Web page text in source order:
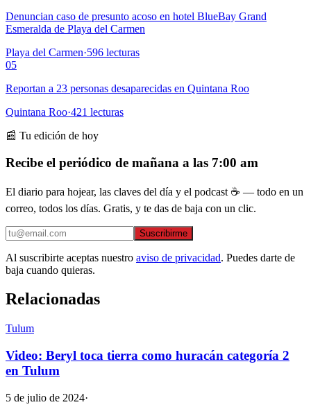
Denuncian caso de presunto acoso en hotel BlueBay Grand
Esmeralda de Playa del Carmen
Playa del Carmen·596 lecturas
05
Reportan a 23 personas desaparecidas en Quintana Roo
Quintana Roo·421 lecturas
📰 Tu edición de hoy
Recibe el periódico de mañana a las 7:00 am
El diario para hojear, las claves del día y el podcast ☕ — todo en un
correo, todos los días. Gratis, y te das de baja con un clic.
Suscribirme
Al suscribirte aceptas nuestro aviso de privacidad. Puedes darte de
baja cuando quieras.
Relacionadas
Tulum
Video: Beryl toca tierra como huracán categoría 2
en Tulum
5 de julio de 2024·